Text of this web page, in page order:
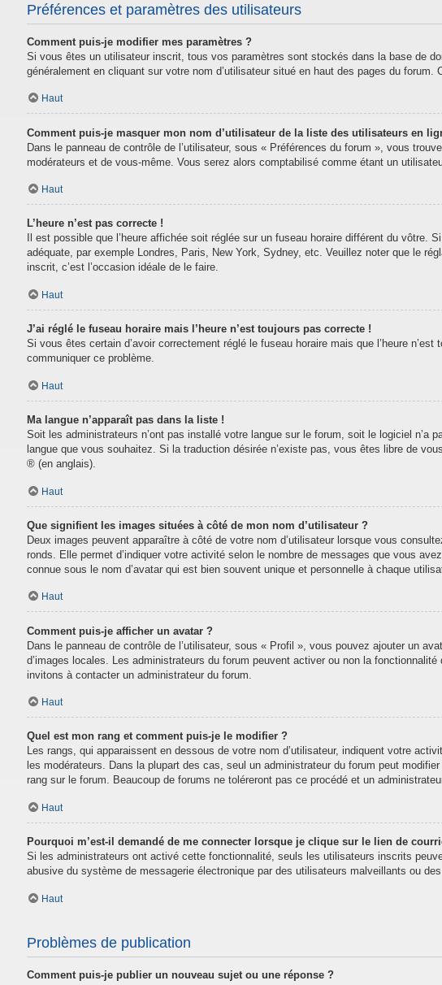
Préférences et paramètres des utilisateurs
Comment puis-je modifier mes paramètres ?
Si vous êtes un utilisateur inscrit, tous vos paramètres sont stockés dans la base de
généralement en cliquant sur votre nom d’utilisateur situé en haut des pages du
Haut
Comment puis-je masquer mon nom d’utilisateur de la liste des utilisateurs en
Dans le panneau de contrôle de l’utilisateur, sous « Préférences du forum », vous
modérateurs et de vous-même. Vous serez alors comptabilisé comme étant un
Haut
L’heure n’est pas correcte !
Il est possible que l’heure affichée soit réglée sur un fuseau horaire différent du
adéquate, par exemple Londres, Paris, New York, Sydney, etc. Veuillez noter que le
inscrit, c’est l’occasion idéale de le faire.
Haut
J’ai réglé le fuseau horaire mais l’heure n’est toujours pas correcte !
Si vous êtes certain d’avoir correctement réglé le fuseau horaire mais que l’heure
communiquer ce problème.
Haut
Ma langue n’apparaît pas dans la liste !
Soit les administrateurs n’ont pas installé votre langue sur le forum, soit le logiciel n’a
langue que vous souhaitez. Si la traduction désirée n’existe pas, vous êtes libre de
® (en anglais).
Haut
Que signifient les images situées à côté de mon nom d’utilisateur ?
Deux images peuvent apparaître à côté de votre nom d’utilisateur lorsque vous
ronds. Elle permet d’indiquer votre activité selon le nombre de messages que vous
connue sous le nom d’avatar qui est bien souvent unique et personnelle à chaque
Haut
Comment puis-je afficher un avatar ?
Dans le panneau de contrôle de l’utilisateur, sous « Profil », vous pouvez ajouter un
d’images locales. Les administrateurs du forum peuvent activer ou non la
invitons à contacter un administrateur du forum.
Haut
Quel est mon rang et comment puis-je le modifier ?
Les rangs, qui apparaissent en dessous de votre nom d’utilisateur, indiquent votre
les modérateurs. Dans la plupart des cas, seul un administrateur du forum peut
rang sur le forum. Beaucoup de forums ne toléreront pas ce procédé et un
Haut
Pourquoi m’est-il demandé de me connecter lorsque je clique sur le lien de
Si les administrateurs ont activé cette fonctionnalité, seuls les utilisateurs inscrits
abusive du système de messagerie électronique par des utilisateurs malveillants ou
Haut
Problèmes de publication
Comment puis-je publier un nouveau sujet ou une réponse ?